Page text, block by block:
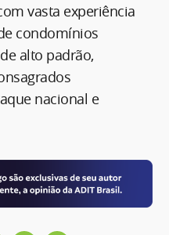
vasta experiência
condomínios
alto padrão,
nacional e